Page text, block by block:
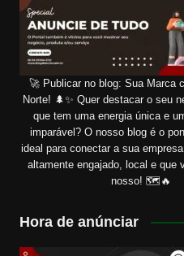
🚀 Publicar no blog: Sua Marca
Norte! 🌲✨ Quer destacar o seu
que tem uma energia única e
imparável? O nosso blog é o
ideal para conectar a sua
altamente engajado, local e que
nosso! 🗺️🔥
Hora de anúnciar